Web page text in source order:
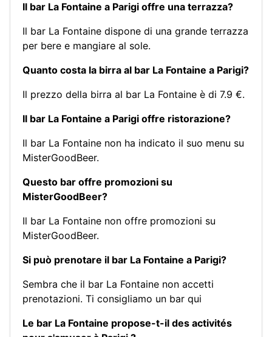
Il bar La Fontaine a Parigi offre una terrazza?
Il bar La Fontaine dispone di una grande terrazza
per bere e mangiare al sole.
Quanto costa la birra al bar La Fontaine a Parigi?
Il prezzo della birra al bar La Fontaine è di 7.9 €.
Il bar La Fontaine a Parigi offre ristorazione?
Il bar La Fontaine non ha indicato il suo menu su
MisterGoodBeer.
Questo bar offre promozioni su
MisterGoodBeer?
Il bar La Fontaine non offre promozioni su
MisterGoodBeer.
Si può prenotare il bar La Fontaine a Parigi?
Sembra che il bar La Fontaine non accetti
prenotazioni. Ti consigliamo un bar qui
Le bar La Fontaine propose-t-il des activités